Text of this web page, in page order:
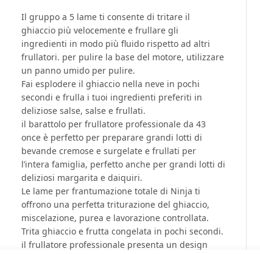
Il gruppo a 5 lame ti consente di tritare il
ghiaccio più velocemente e frullare gli
ingredienti in modo più fluido rispetto ad altri
frullatori. per pulire la base del motore, utilizzare
un panno umido per pulire.
Fai esplodere il ghiaccio nella neve in pochi
secondi e frulla i tuoi ingredienti preferiti in
deliziose salse, salse e frullati.
il barattolo per frullatore professionale da 43
once è perfetto per preparare grandi lotti di
bevande cremose e surgelate e frullati per
l’intera famiglia, perfetto anche per grandi lotti di
deliziosi margarita e daiquiri.
Le lame per frantumazione totale di Ninja ti
offrono una perfetta triturazione del ghiaccio,
miscelazione, purea e lavorazione controllata.
Trita ghiaccio e frutta congelata in pochi secondi.
il frullatore professionale presenta un design